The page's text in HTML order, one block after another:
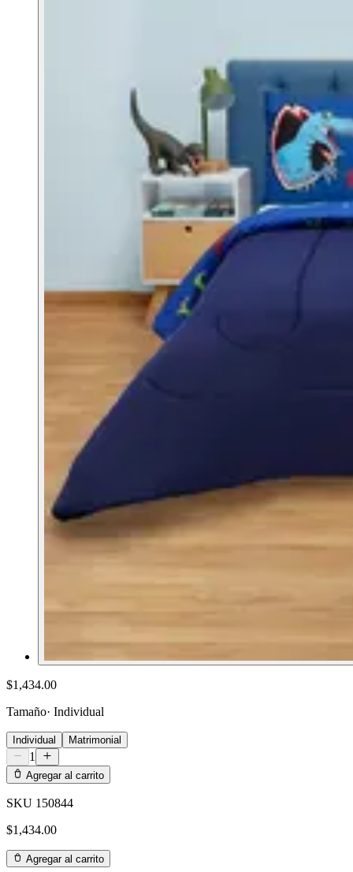
$1,434.00
Tamaño· Individual
Individual Matrimonial
1
Agregar al carrito
SKU 150844
$1,434.00
Agregar al carrito